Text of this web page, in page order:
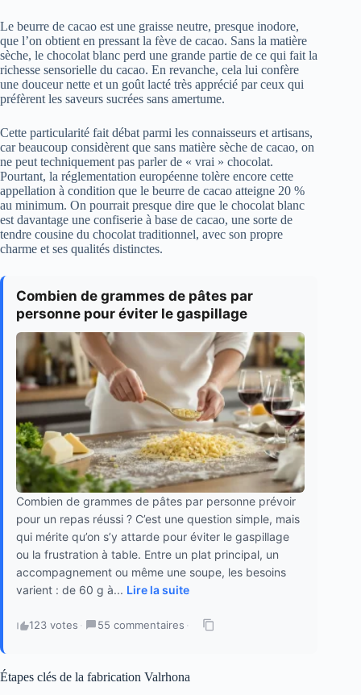
Le beurre de cacao est une graisse neutre, presque inodore,
que l’on obtient en pressant la fève de cacao. Sans la matière
sèche, le chocolat blanc perd une grande partie de ce qui fait la
richesse sensorielle du cacao. En revanche, cela lui confère
une douceur nette et un goût lacté très apprécié par ceux qui
préfèrent les saveurs sucrées sans amertume.
Cette particularité fait débat parmi les connaisseurs et artisans,
car beaucoup considèrent que sans matière sèche de cacao, on
ne peut techniquement pas parler de « vrai » chocolat.
Pourtant, la réglementation européenne tolère encore cette
appellation à condition que le beurre de cacao atteigne 20 %
au minimum. On pourrait presque dire que le chocolat blanc
est davantage une confiserie à base de cacao, une sorte de
tendre cousine du chocolat traditionnel, avec son propre
charme et ses qualités distinctes.
Combien de grammes de pâtes par
personne pour éviter le gaspillage
Combien de grammes de pâtes par personne prévoir
pour un repas réussi ? C’est une question simple, mais
qui mérite qu’on s’y attarde pour éviter le gaspillage
ou la frustration à table. Entre un plat principal, un
accompagnement ou même une soupe, les besoins
varient : de 60 g à... Lire la suite
123 votes · 55 commentaires ·
Étapes clés de la fabrication Valrhona